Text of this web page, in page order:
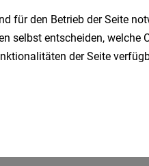
für den Betrieb der Seite
selbst entscheiden, welche
der Seite